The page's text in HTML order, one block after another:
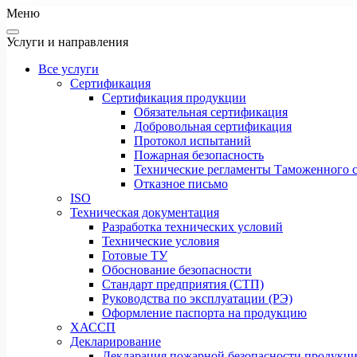
Меню
Услуги и направления
Все услуги
Сертификация
Сертификация продукции
Обязательная сертификация
Добровольная сертификация
Протокол испытаний
Пожарная безопасность
Технические регламенты Таможенного
Отказное письмо
ISO
Техническая документация
Разработка технических условий
Технические условия
Готовые ТУ
Обоснование безопасности
Стандарт предприятия (СТП)
Руководства по эксплуатации (РЭ)
Оформление паспорта на продукцию
ХАССП
Декларирование